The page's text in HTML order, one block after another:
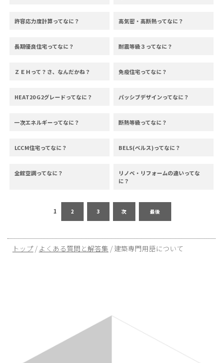
許容応力度計算ってなに？ 高気密・高断熱ってなに？
長期優良住宅ってなに？ 耐震等級３ってなに？
ＺＥＨって？さ、なんだかね？ 免疫住宅ってなに？
HEAT20 G2グレードってなに？ パッシブデザインってなに？
一次エネルギーってなに？ 断熱等級ってなに？
LCCM住宅ってなに？ BELS(ベルス)ってなに？
全館空調ってなに？
リノベ・リフォームの違いってな
に？
1 2 3 次 最後
現
トップ / よくある質問と解答集 / 建築専門用語について